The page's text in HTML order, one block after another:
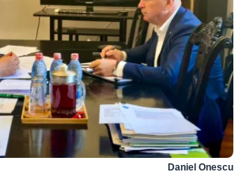
Daniel Onescu